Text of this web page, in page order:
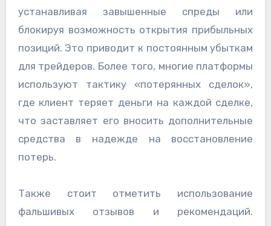
устанавливая завышенные спреды или
блокируя возможность открытия прибыльных
позиций. Это приводит к постоянным убыткам
для трейдеров. Более того, многие платформы
используют тактику «потерянных сделок»,
где клиент теряет деньги на каждой сделке,
что заставляет его вносить дополнительные
средства в надежде на восстановление
потерь.
Также стоит отметить использование
фальшивых отзывов и рекомендаций.